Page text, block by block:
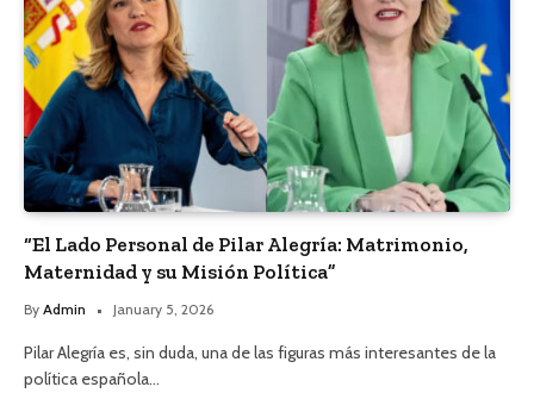
“El Lado Personal de Pilar Alegría: Matrimonio,
Maternidad y su Misión Política”
By Admin January 5, 2026
Pilar Alegría es, sin duda, una de las figuras más interesantes de la
política española…